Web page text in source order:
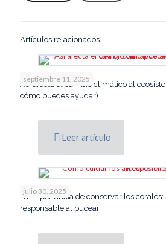
Artículos relacionados
septiembre 11, 2025
Así afecta el cambio climático al
cómo puedes ayudar)
Leer artículo
julio 30, 2025
La importancia de conservar los corales:
responsable al bucear